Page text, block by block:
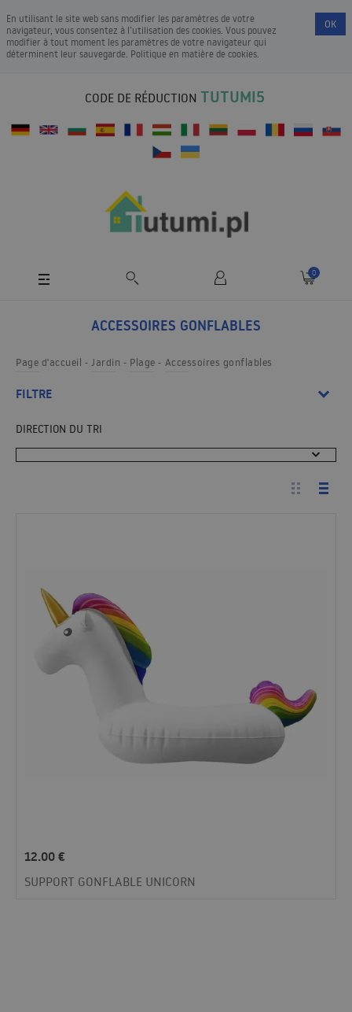
En utilisant le site web sans modifier les paramètres de votre
navigateur, vous consentez à l’utilisation des cookies. Vous pouvez
modifier à tout moment les paramètres de votre navigateur qui
déterminent leur sauvegarde. Politique en matière de cookies.
OK
CODE DE RÉDUCTION TUTUMI5
0
ACCESSOIRES GONFLABLES
Page d'accueil Jardin Plage Accessoires gonflables
FILTRE
DIRECTION DU TRI
12.00€
SUPPORT GONFLABLE UNICORN